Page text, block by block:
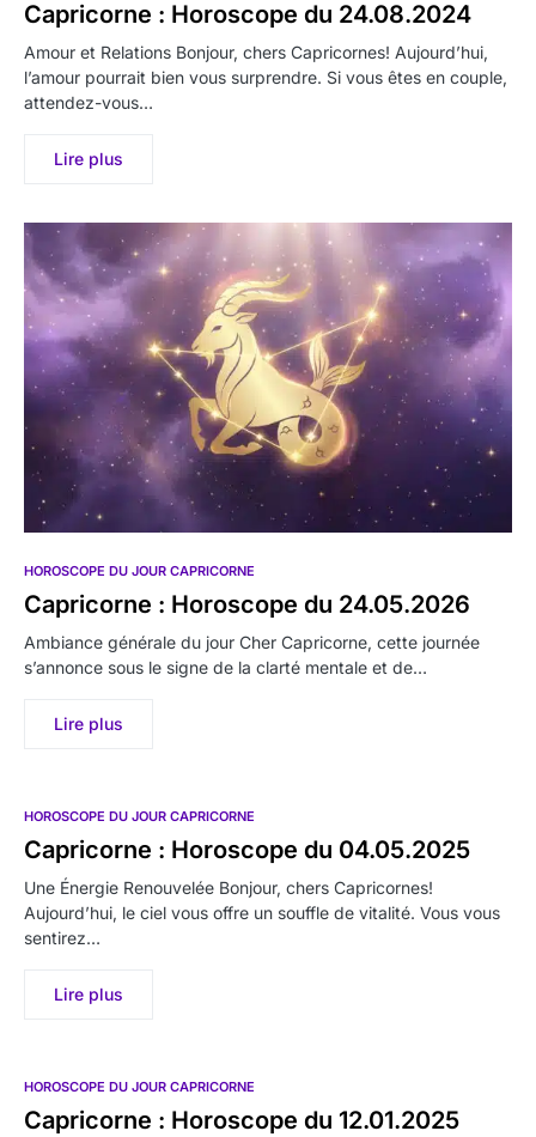
Capricorne : Horoscope du 24.08.2024
Amour et Relations Bonjour, chers Capricornes! Aujourd’hui,
l’amour pourrait bien vous surprendre. Si vous êtes en couple,
attendez-vous…
Lire plus
HOROSCOPE DU JOUR CAPRICORNE
Capricorne : Horoscope du 24.05.2026
Ambiance générale du jour Cher Capricorne, cette journée
s’annonce sous le signe de la clarté mentale et de…
Lire plus
HOROSCOPE DU JOUR CAPRICORNE
Capricorne : Horoscope du 04.05.2025
Une Énergie Renouvelée Bonjour, chers Capricornes!
Aujourd’hui, le ciel vous offre un souffle de vitalité. Vous vous
sentirez…
Lire plus
HOROSCOPE DU JOUR CAPRICORNE
Capricorne : Horoscope du 12.01.2025